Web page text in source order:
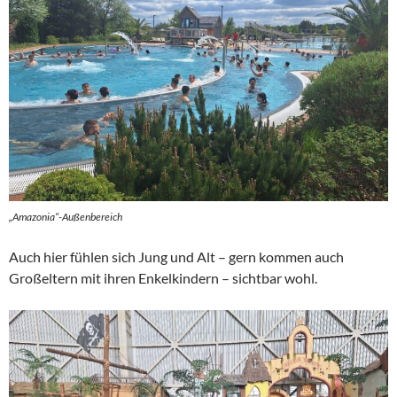
„Amazonia“-Außenbereich
Auch hier fühlen sich Jung und Alt – gern kommen auch
Großeltern mit ihren Enkelkindern – sichtbar wohl.